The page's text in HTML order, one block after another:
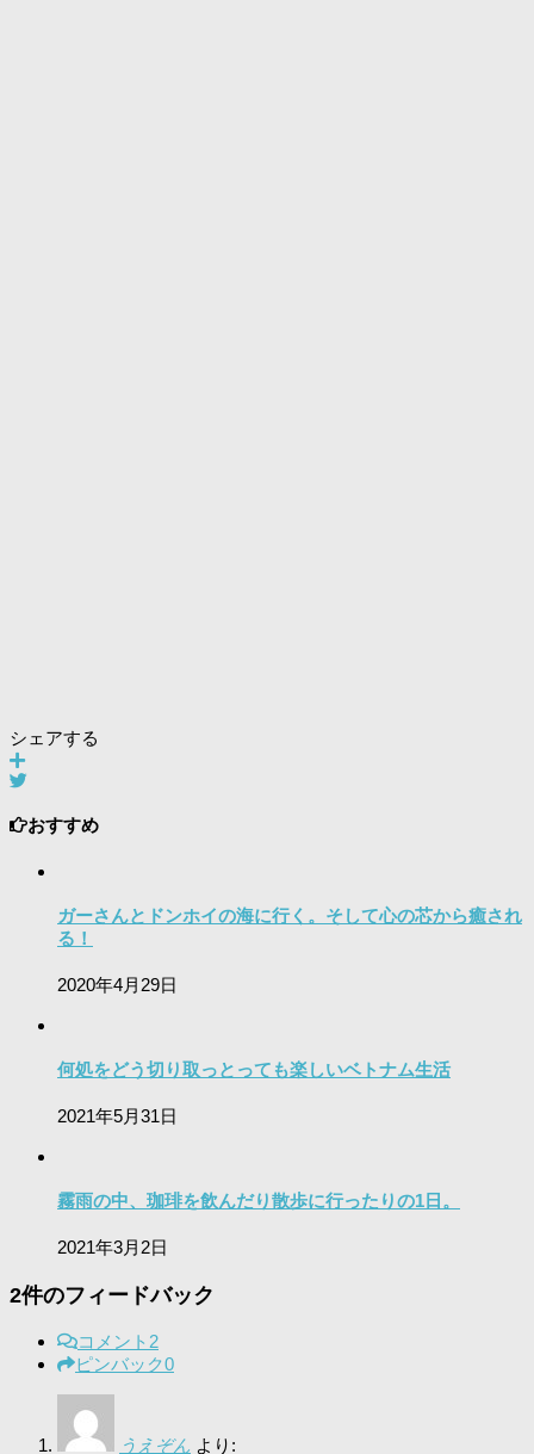
シェアする
おすすめ
ガーさんとドンホイの海に行く。そして心の芯から癒され
る！
2020年4月29日
何処をどう切り取っとっても楽しいベトナム生活
2021年5月31日
霧雨の中、珈琲を飲んだり散歩に行ったりの1日。
2021年3月2日
2件のフィードバック
コメント 2
ピンバック0
うえぞん より: